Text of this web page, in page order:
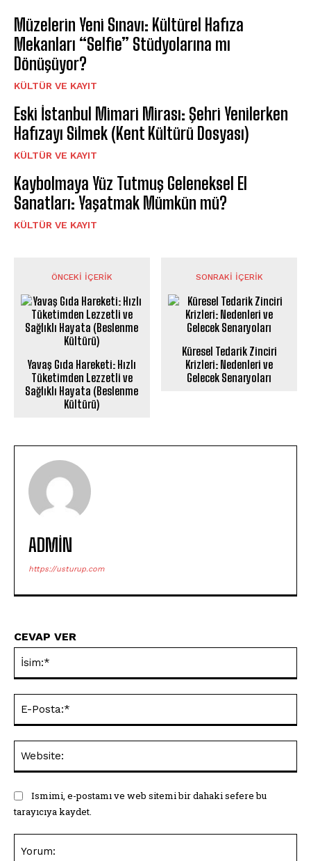
Müzelerin Yeni Sınavı: Kültürel Hafıza
Mekanları “Selfie” Stüdyolarına mı
Dönüşüyor?
KÜLTÜR VE KAYIT
Eski İstanbul Mimari Mirası: Şehri Yenilerken
Hafızayı Silmek (Kent Kültürü Dosyası)
KÜLTÜR VE KAYIT
Kaybolmaya Yüz Tutmuş Geleneksel El
Sanatları: Yaşatmak Mümkün mü?
KÜLTÜR VE KAYIT
ÖNCEKI İÇERIK
Yavaş Gıda Hareketi: Hızlı
Tüketimden Lezzetli ve
Sağlıklı Hayata (Beslenme
Kültürü)
SONRAKI İÇERIK
Küresel Tedarik Zinciri
Krizleri: Nedenleri ve
Gelecek Senaryoları
ADMIN
https://usturup.com
CEVAP VER
Ismimi, e-postamı ve web sitemi bir dahaki sefere bu
tarayıcıya kaydet.